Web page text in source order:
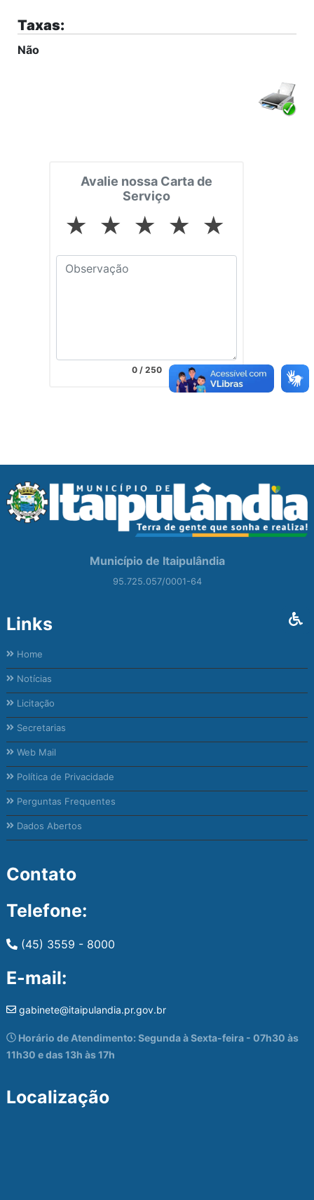
Taxas:
Não
Avalie nossa Carta de
Serviço
★ ★ ★ ★ ★
0/ 250
Município de Itaipulândia
95.725.057/0001-64
Links
Home
Notícias
Licitação
Secretarias
Web Mail
Política de Privacidade
Perguntas Frequentes
Dados Abertos
Contato
Telefone:
(45) 3559 - 8000
E-mail:
gabinete@itaipulandia.pr.gov.br
Horário de Atendimento: Segunda à Sexta-feira - 07h30 às
11h30 e das 13h às 17h
Localização